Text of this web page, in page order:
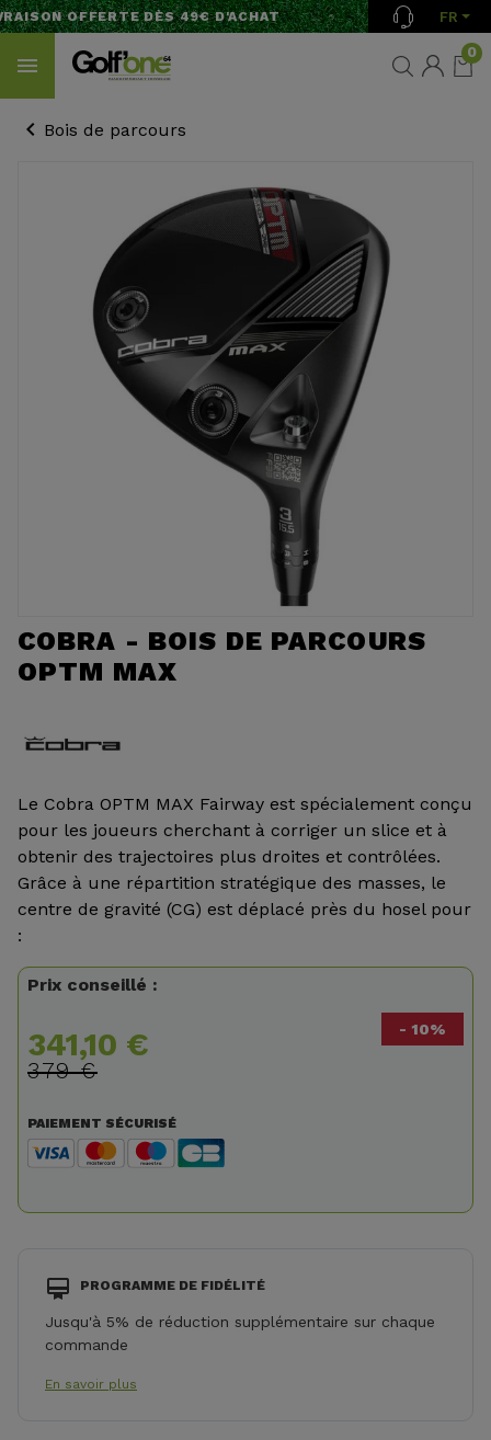
OFFERTE DÈS 49€ D'ACHAT FR
0
Bois de parcours
COBRA - BOIS DE PARCOURS
OPTM MAX
Le Cobra OPTM MAX Fairway est spécialement conçu
pour les joueurs cherchant à corriger un slice et à
obtenir des trajectoires plus droites et contrôlées.
Grâce à une répartition stratégique des masses, le
centre de gravité (CG) est déplacé près du hosel pour
:
Prix conseillé :
341,10 €
379 €
- 10%
PAIEMENT SÉCURISÉ
PROGRAMME DE FIDÉLITÉ
Jusqu'à 5% de réduction supplémentaire sur chaque
commande
En savoir plus